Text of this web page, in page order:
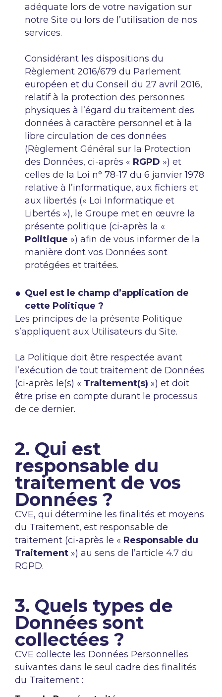
adéquate lors de votre navigation sur
notre Site ou lors de l’utilisation de nos
services.
Considérant les dispositions du
Règlement 2016/679 du Parlement
européen et du Conseil du 27 avril 2016,
relatif à la protection des personnes
physiques à l’égard du traitement des
données à caractère personnel et à la
libre circulation de ces données
(Règlement Général sur la Protection
des Données, ci-après « RGPD ») et
celles de la Loi n° 78-17 du 6 janvier 1978
relative à l’informatique, aux fichiers et
aux libertés (« Loi Informatique et
Libertés »), le Groupe met en œuvre la
présente politique (ci-après la «
Politique ») afin de vous informer de la
manière dont vos Données sont
protégées et traitées.
Quel est le champ d’application de
cette Politique ?
Les principes de la présente Politique
s’appliquent aux Utilisateurs du Site.
La Politique doit être respectée avant
l’exécution de tout traitement de Données
(ci-après le(s) « Traitement(s) ») et doit
être prise en compte durant le processus
de ce dernier.
2. Qui est
responsable du
traitement de vos
Données ?
CVE, qui détermine les finalités et moyens
du Traitement, est responsable de
traitement (ci-après le « Responsable du
Traitement ») au sens de l’article 4.7 du
RGPD.
3. Quels types de
Données sont
collectées ?
CVE collecte les Données Personnelles
suivantes dans le seul cadre des finalités
du Traitement :